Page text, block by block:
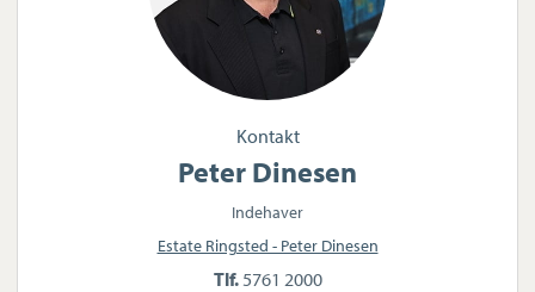
Kontakt
Peter Dinesen
Indehaver
Estate Ringsted - Peter Dinesen
Tlf. 5761 2000